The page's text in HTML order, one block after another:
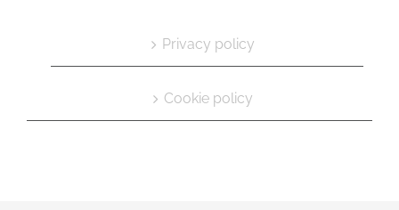
Privacy policy
Cookie policy